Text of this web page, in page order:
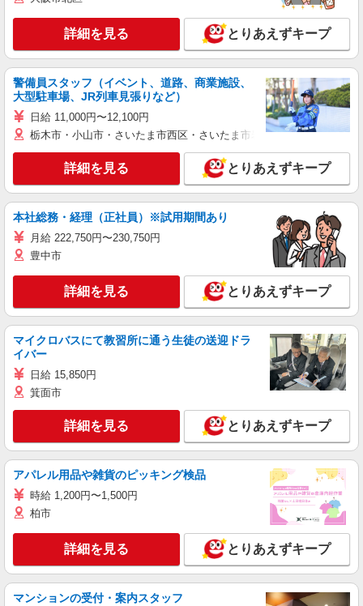
詳細を見る とりあえずキープ
警備員スタッフ（イベント、道路、商業施設、
大型駐車場、JR列車見張りなど）
日給 11,000円〜12,100円
栃木市・小山市・さいたま市西区・さいたま市岩槻区・久喜市・蓮田
詳細を見る とりあえずキープ
本社総務・経理（正社員）※試用期間あり
月給 222,750円〜230,750円
豊中市
詳細を見る とりあえずキープ
マイクロバスにて教習所に通う生徒の送迎ドラ
イバー
日給 15,850円
箕面市
詳細を見る とりあえずキープ
アパレル用品や雑貨のピッキング検品
時給 1,200円〜1,500円
柏市
詳細を見る とりあえずキープ
マンションの受付・案内スタッフ